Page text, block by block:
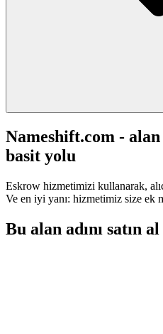
Nameshift.com - alan
basit yolu
Eskrow hizmetimizi kullanarak,
Ve en iyi yanı: hizmetimiz size ek
Bu alan adını satın al